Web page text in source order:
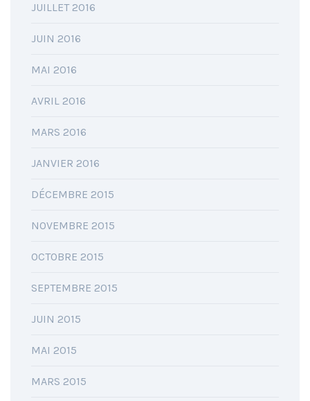
JUILLET 2016
JUIN 2016
MAI 2016
AVRIL 2016
MARS 2016
JANVIER 2016
DÉCEMBRE 2015
NOVEMBRE 2015
OCTOBRE 2015
SEPTEMBRE 2015
JUIN 2015
MAI 2015
MARS 2015